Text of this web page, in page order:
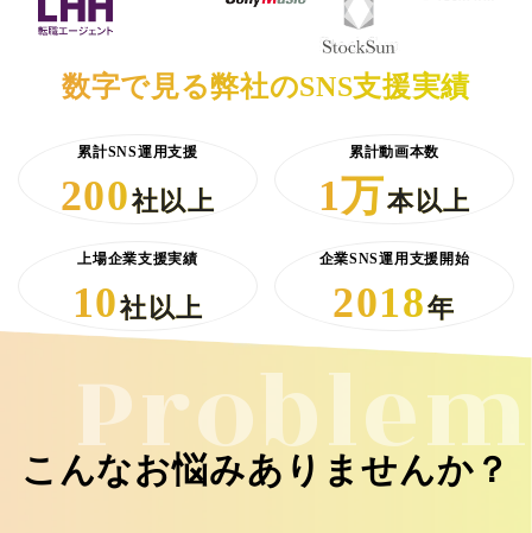
数字で見る弊社のSNS支援実績
累計SNS運用支援
200社以上
累計動画本数
1万本以上
上場企業支援実績
10社以上
企業SNS運用支援開始
2018年
Problem
こんなお悩みありませんか？